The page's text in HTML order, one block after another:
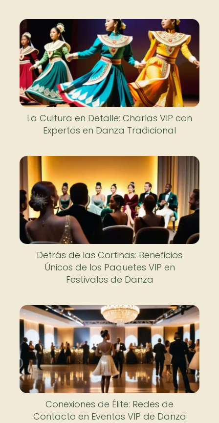
La Cultura en Detalle: Charlas VIP con
Expertos en Danza Tradicional
Detrás de las Cortinas: Beneficios
Únicos de los Paquetes VIP en
Festivales de Danza
Conexiones de Élite: Redes de
Contacto en Eventos VIP de Danza